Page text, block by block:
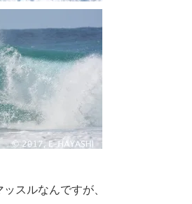
スルなんですが、